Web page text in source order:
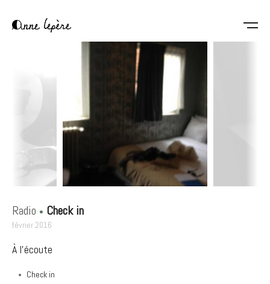
contenu
Radio Check in
février 2016
À l'écoute
Check in